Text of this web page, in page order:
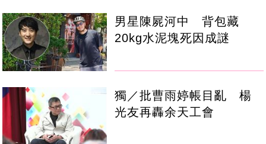
男星陳屍河中 背包藏
20kg水泥塊死因成謎
獨／批曹雨婷帳目亂 楊
光友再轟余天工會